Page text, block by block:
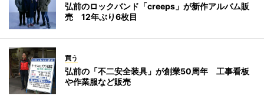
弘前のロックバンド「creeps」が新作アルバム販
売 12年ぶり6枚目
買う
弘前の「不二安全装具」が創業50周年 工事看板
や作業服など販売